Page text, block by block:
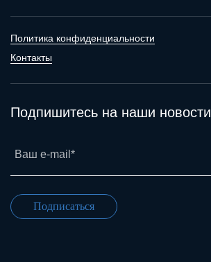
Политика конфиденциальности
Контакты
Подпишитесь на наши новости
Ваш e-mail*
Подписаться